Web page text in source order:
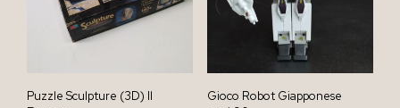
Puzzle Sculpture (3D) Il
Gioco Robot Giapponese